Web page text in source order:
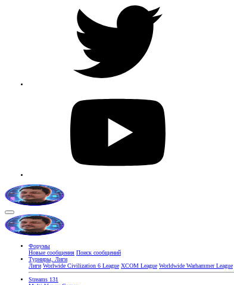
Форумы
Новые сообщения Поиск сообщений
Турниры, Лиги
Лиги Worlwide Civilization 6 League XCOM League Worldwide Warhammer League
Streams 131